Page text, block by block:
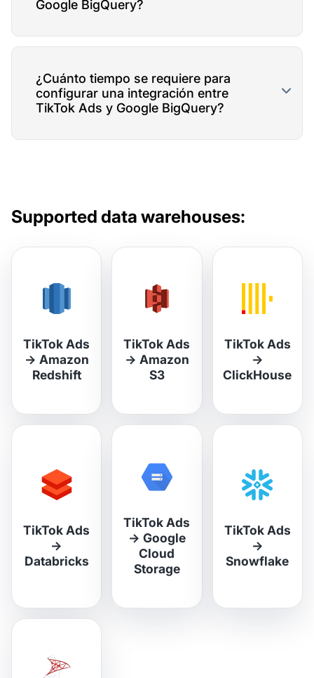
Google BigQuery?
¿Cuánto tiempo se requiere para
configurar una integración entre
TikTok Ads y Google BigQuery?
Supported data warehouses:
TikTok Ads
→ Amazon
Redshift
TikTok Ads
→ Amazon
S3
TikTok Ads
→
ClickHouse
TikTok Ads
→
Databricks
TikTok Ads
→ Google
Cloud
Storage
TikTok Ads
→
Snowflake